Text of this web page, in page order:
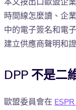
時間線怎麼讀、企
中的電子簽名和電
建立供應商聲明和
DPP 不是二
歐盟委員會在